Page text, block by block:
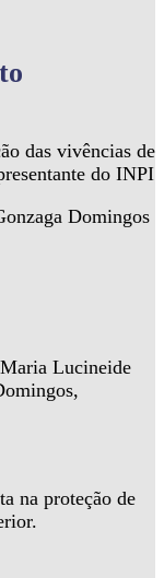
das vivências de
do INPI
Domingos
Lucineide
na proteção de